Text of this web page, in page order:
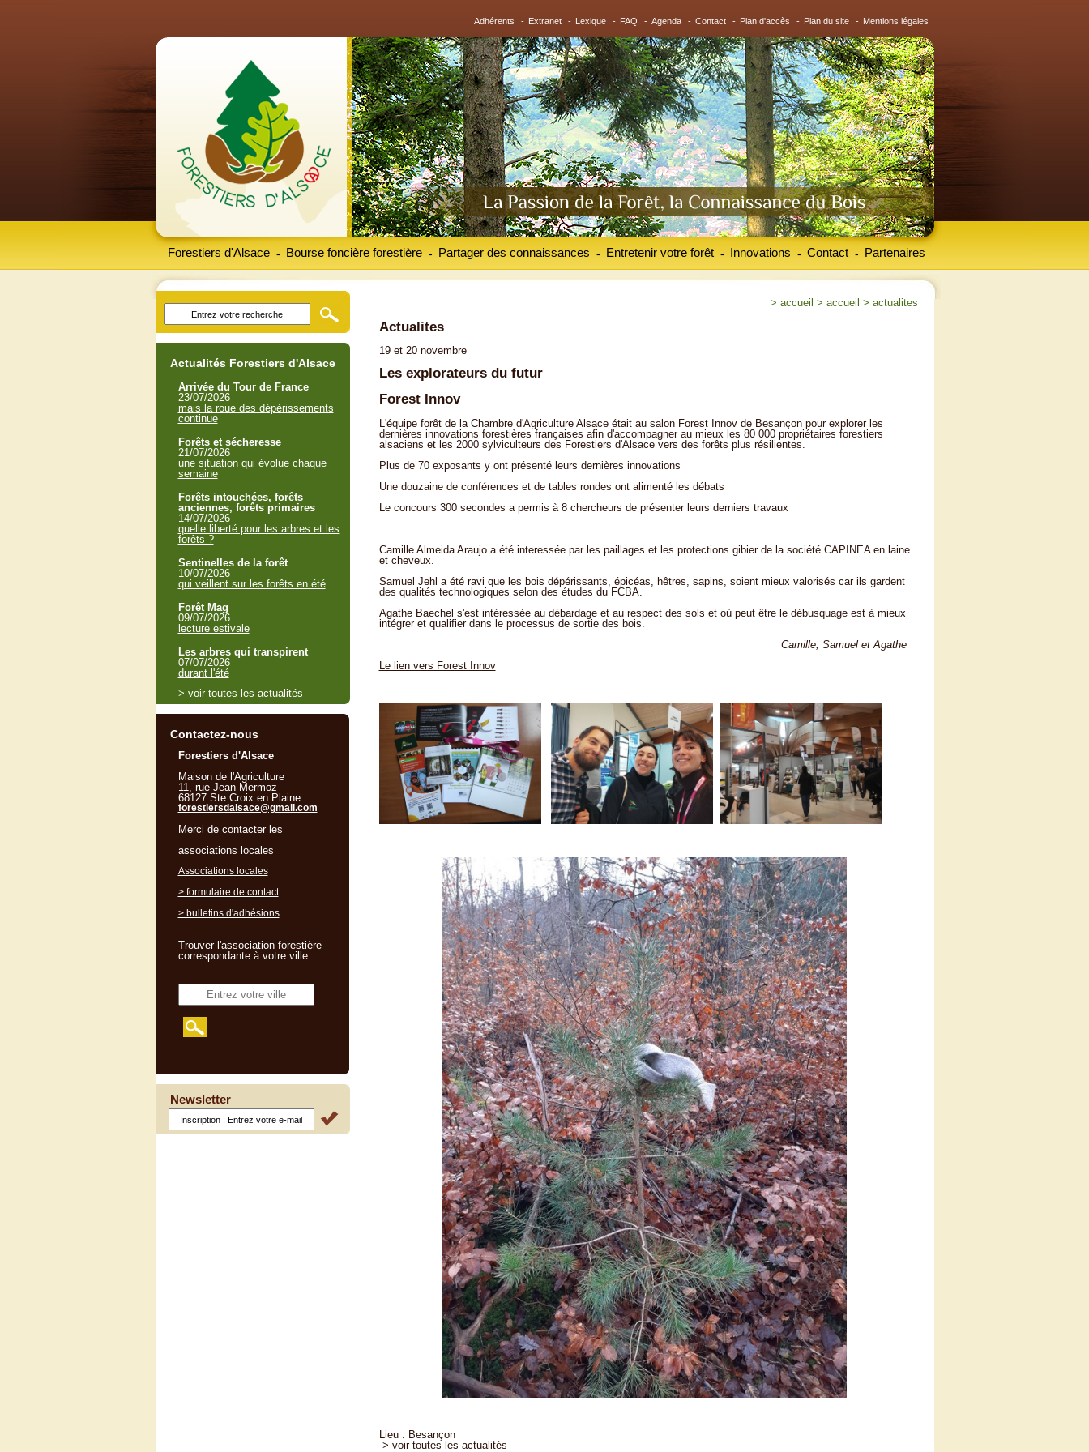
Adhérents - Extranet - Lexique - FAQ - Agenda - Contact - Plan d'accès - Plan du site - Mentions légales
Forestiers d'Alsace Bourse foncière forestière
- Partager des connaissances
- Entretenir votre forêt
- Innovations
- Contact
- Partenaires
-
> accueil > accueil > actualites
Actualites
19 et 20 novembre
Les explorateurs du futur
Forest Innov
L'équipe forêt de la Chambre d'Agriculture Alsace était au salon Forest Innov de Besançon pour explorer les
dernières innovations forestières françaises afin d'accompagner au mieux les 80 000 propriétaires forestiers
alsaciens et les 2000 sylviculteurs des Forestiers d'Alsace vers des forêts plus résilientes.
Plus de 70 exposants y ont présenté leurs dernières innovations
Une douzaine de conférences et de tables rondes ont alimenté les débats
Le concours 300 secondes a permis à 8 chercheurs de présenter leurs derniers travaux
Camille Almeida Araujo a été interessée par les paillages et les protections gibier de la société CAPINEA en laine
et cheveux.
Samuel Jehl a été ravi que les bois dépérissants, épicéas, hêtres, sapins, soient mieux valorisés car ils gardent
des qualités technologiques selon des études du FCBA.
Agathe Baechel s'est intéressée au débardage et au respect des sols et où peut être le débusquage est à mieux
intégrer et qualifier dans le processus de sortie des bois.
Camille, Samuel et Agathe
Le lien vers Forest Innov
Lieu : Besançon
> voir toutes les actualités
Actualités Forestiers d'Alsace
Arrivée du Tour de France
23/07/2026
mais la roue des dépérissements
continue
Forêts et sécheresse
21/07/2026
une situation qui évolue chaque
semaine
Forêts intouchées, forêts
anciennes, forêts primaires
14/07/2026
quelle liberté pour les arbres et les
forêts ?
Sentinelles de la forêt
10/07/2026
qui veillent sur les forêts en été
Forêt Mag
09/07/2026
lecture estivale
Les arbres qui transpirent
07/07/2026
durant l'été
> voir toutes les actualités
Contactez-nous
Forestiers d'Alsace
Maison de l'Agriculture
11, rue Jean Mermoz
68127 Ste Croix en Plaine
forestiersdalsace@gmail.com
Merci de contacter les
associations locales
Associations locales
> formulaire de contact
> bulletins d'adhésions
Trouver l'association forestière
correspondante à votre ville :
Newsletter